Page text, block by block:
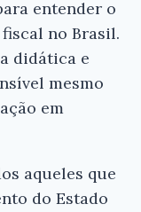
entender o
no Brasil.
didática e
mesmo
em
aqueles que
do Estado